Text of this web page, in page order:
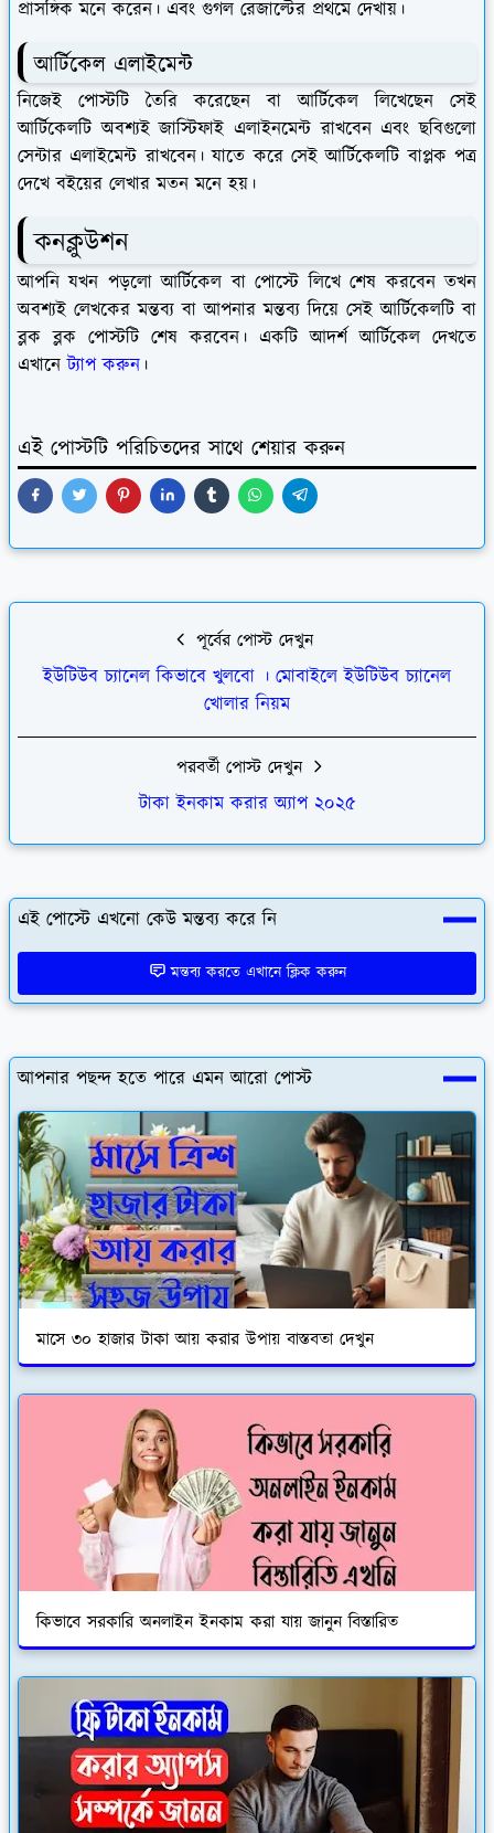
প্রাসঙ্গিক মনে করেন। এবং গুগল রেজাল্টের প্রথমে দেখায়।
আর্টিকেল এলাইমেন্ট
নিজেই পোস্টটি তৈরি করেছেন বা আর্টিকেল লিখেছেন সেই
আর্টিকেলটি অবশ্যই জাস্টিফাই এলাইনমেন্ট রাখবেন এবং ছবিগুলো
সেন্টার এলাইমেন্ট রাখবেন। যাতে করে সেই আর্টিকেলটি বাপ্লক পত্র
দেখে বইয়ের লেখার মতন মনে হয়।
কনক্লুউশন
আপনি যখন পড়লো আর্টিকেল বা পোস্টে লিখে শেষ করবেন তখন
অবশ্যই লেখকের মন্তব্য বা আপনার মন্তব্য দিয়ে সেই আর্টিকেলটি বা
ব্লক ব্লক পোস্টটি শেষ করবেন। একটি আদর্শ আর্টিকেল দেখতে
এখানেট্যাপ করুন ।
এই পোস্টটি পরিচিতদের সাথে শেয়ার করুন
পূর্বের পোস্ট দেখুন
ইউটিউব চ্যানেল কিভাবে খুলবো । মোবাইলে ইউটিউব চ্যানেল
খোলার নিয়ম
পরবর্তী পোস্ট দেখুন
টাকা ইনকাম করার অ্যাপ ২০২৫
এই পোস্টে এখনো কেউ মন্তব্য করে নি
মন্তব্য করতে এখানে ক্লিক করুন
আপনার পছন্দ হতে পারে এমন আরো পোস্ট
মাসে ৩০ হাজার টাকা আয় করার উপায় বাস্তবতা দেখুন
কিভাবে সরকারি অনলাইন ইনকাম করা যায় জানুন বিস্তারিত